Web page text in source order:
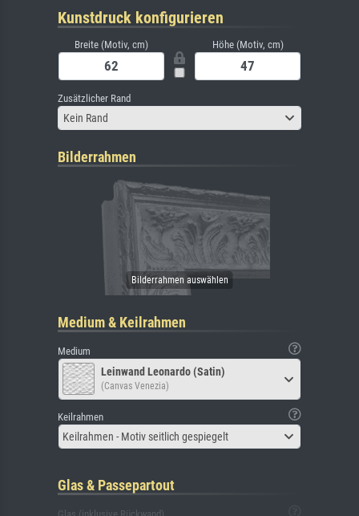
Kunstdruck konfigurieren
Breite (Motiv, cm) Höhe (Motiv, cm)
Zusätzlicher Rand
Kein Rand
Bilderrahmen
Medium & Keilrahmen
Medium
Leinwand Leonardo (Satin)
(Canvas Venezia)
Keilrahmen
Keilrahmen - Motiv seitlich gespiegelt
Glas & Passepartout